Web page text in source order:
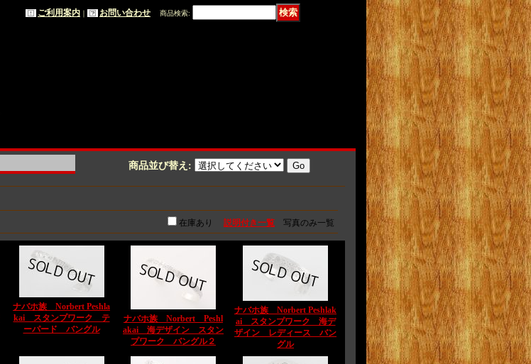
ご利用案内 ｜ お問い合わせ 商品検索:
商品並び替え :
在庫あり 説明付き一覧 写真のみ一覧
ナバホ族 Norbert Peshla
kai スタンプワーク テ
ーパード バングル
ナバホ族 Norbert Peshl
akai 海デザイン スタン
プワーク バングル２
ナバホ族 Norbert Peshlak
ai スタンプワーク 海デ
ザイン レディース バン
グル